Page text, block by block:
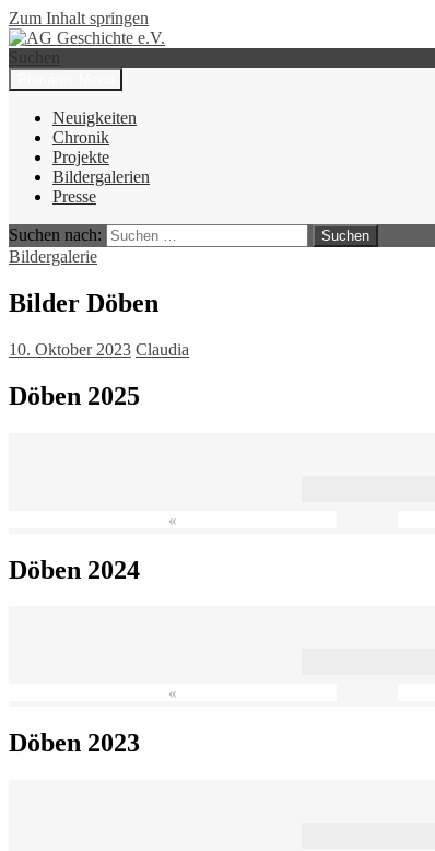
Zum Inhalt springen
AG Geschichte e.V.
Suchen
Neuigkeiten
Chronik
Projekte
Bildergalerien
Presse
Suchen nach:
Bildergalerie
Bilder Döben
10. Oktober 2023 Claudia
Döben 2025
«
Döben 2024
«
Döben 2023